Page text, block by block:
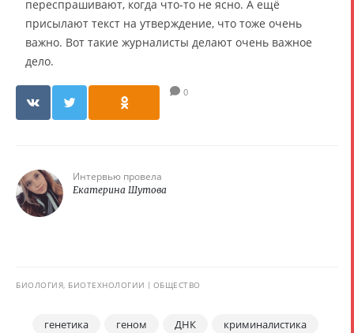
переспрашивают, когда что-то не ясно. А ещё
присылают текст на утверждение, что тоже очень
важно. Вот такие журналисты делают очень важное
дело.
0
Интервью провела
Екатерина Шутова
БИОЛОГИЯ, БИОТЕХНОЛОГИИ ОБЩЕСТВО
генетика геном ДНК
криминалистика